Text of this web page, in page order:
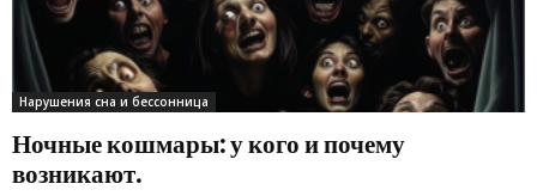
Нарушения сна и бессонница
Ночные кошмары: у кого и почему
возникают.